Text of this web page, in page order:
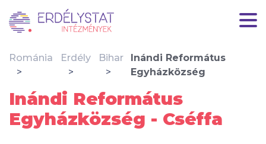
Románia Erdély Bihar
Inándi Református
Egyházközség
Inándi Református
Egyházközség - Cséffa